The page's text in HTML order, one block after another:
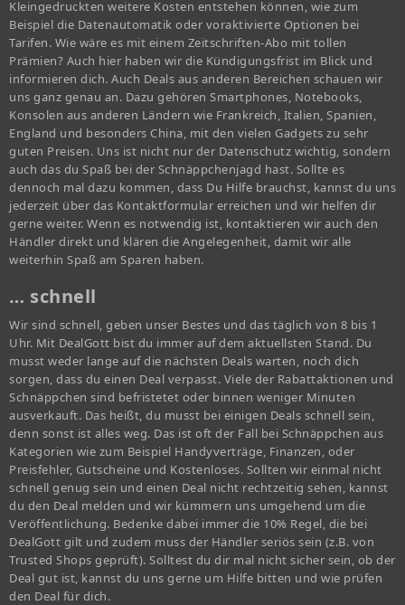
Kleingedruckten weitere Kosten entstehen können, wie zum
Beispiel die Datenautomatik oder voraktivierte Optionen bei
Tarifen. Wie wäre es mit einem Zeitschriften-Abo mit tollen
Prämien? Auch hier haben wir die Kündigungsfrist im Blick und
informieren dich. Auch Deals aus anderen Bereichen schauen wir
uns ganz genau an. Dazu gehören Smartphones, Notebooks,
Konsolen aus anderen Ländern wie Frankreich, Italien, Spanien,
England und besonders China, mit den vielen Gadgets zu sehr
guten Preisen. Uns ist nicht nur der Datenschutz wichtig, sondern
auch das du Spaß bei der Schnäppchenjagd hast. Sollte es
dennoch mal dazu kommen, dass Du Hilfe brauchst, kannst du uns
jederzeit über das Kontaktformular erreichen und wir helfen dir
gerne weiter. Wenn es notwendig ist, kontaktieren wir auch den
Händler direkt und klären die Angelegenheit, damit wir alle
weiterhin Spaß am Sparen haben.
… schnell
Wir sind schnell, geben unser Bestes und das täglich von 8 bis 1
Uhr. Mit DealGott bist du immer auf dem aktuellsten Stand. Du
musst weder lange auf die nächsten Deals warten, noch dich
sorgen, dass du einen Deal verpasst. Viele der Rabattaktionen und
Schnäppchen sind befristetet oder binnen weniger Minuten
ausverkauft. Das heißt, du musst bei einigen Deals schnell sein,
denn sonst ist alles weg. Das ist oft der Fall bei Schnäppchen aus
Kategorien wie zum Beispiel Handyverträge, Finanzen, oder
Preisfehler, Gutscheine und Kostenloses. Sollten wir einmal nicht
schnell genug sein und einen Deal nicht rechtzeitig sehen, kannst
du den Deal melden und wir kümmern uns umgehend um die
Veröffentlichung. Bedenke dabei immer die 10% Regel, die bei
DealGott gilt und zudem muss der Händler seriös sein (z.B. von
Trusted Shops geprüft). Solltest du dir mal nicht sicher sein, ob der
Deal gut ist, kannst du uns gerne um Hilfe bitten und wie prüfen
den Deal für dich.